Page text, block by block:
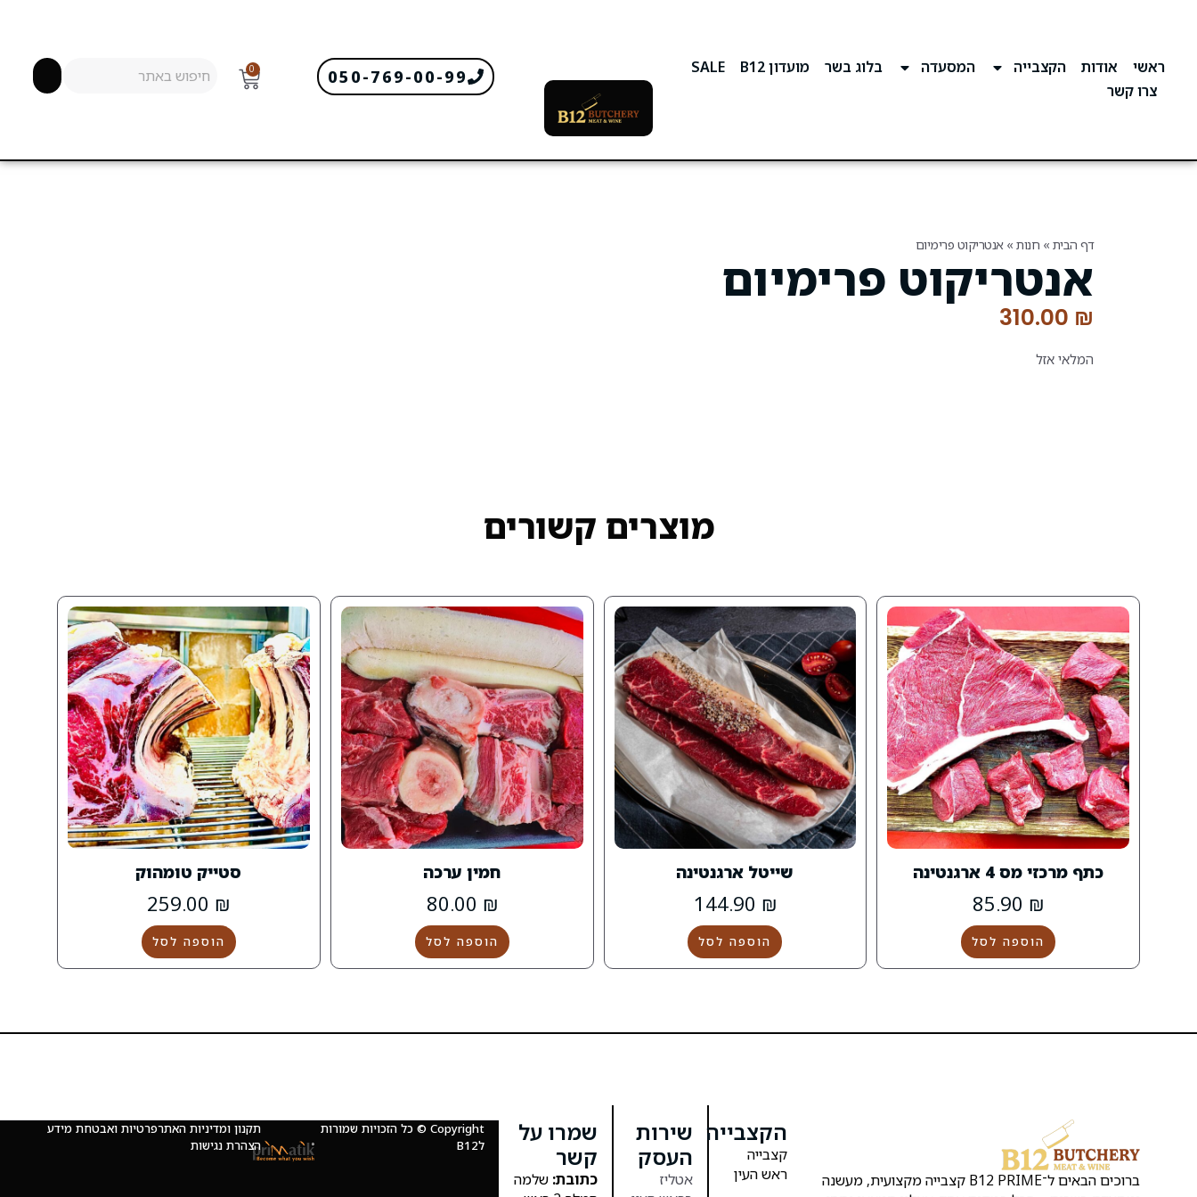
ראשי אודות הקצבייה המסעדה בלוג בשר מועדון B12
SALE
צרו קשר
050-769-00-99
0
דף הבית » חנות»אנטריקוט פרימיום
אנטריקוט פרימיום
310.00 ₪
המלאי אזל
מוצרים קשורים
כתף מרכזי מס 4 ארגנטינה
85.90 ₪
הוספה לסל
שייטל ארגנטינה
144.90 ₪
הוספה לסל
חמין ערכה
80.00 ₪
הוספה לסל
סטייק טומהוק
259.00 ₪
הוספה לסל
ברוכים הבאים ל־B12 PRIME קצבייה מקצועית, מעשנה
הקצבייה
קצבייה
ראש העין
שירות
העסק
אטליז
שמרו על
קשר
כתובת: שלמה
Copyright © כל הזכויות שמורות
לB12
תקנון ומדיניות האתרפרטיות ואבטחת מידע
הצהרת נגישות